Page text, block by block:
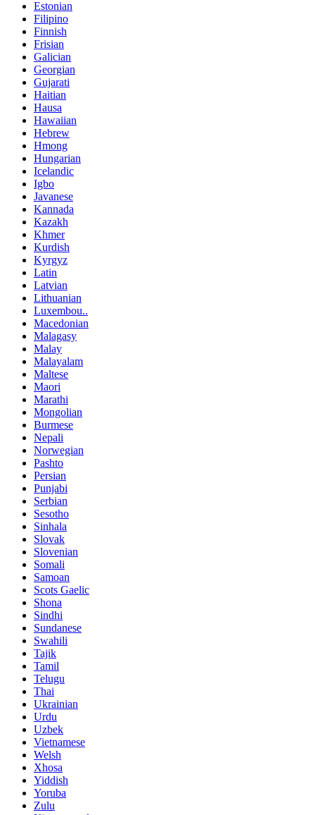
Estonian
Filipino
Finnish
Frisian
Galician
Georgian
Gujarati
Haitian
Hausa
Hawaiian
Hebrew
Hmong
Hungarian
Icelandic
Igbo
Javanese
Kannada
Kazakh
Khmer
Kurdish
Kyrgyz
Latin
Latvian
Lithuanian
Luxembou..
Macedonian
Malagasy
Malay
Malayalam
Maltese
Maori
Marathi
Mongolian
Burmese
Nepali
Norwegian
Pashto
Persian
Punjabi
Serbian
Sesotho
Sinhala
Slovak
Slovenian
Somali
Samoan
Scots Gaelic
Shona
Sindhi
Sundanese
Swahili
Tajik
Tamil
Telugu
Thai
Ukrainian
Urdu
Uzbek
Vietnamese
Welsh
Xhosa
Yiddish
Yoruba
Zulu